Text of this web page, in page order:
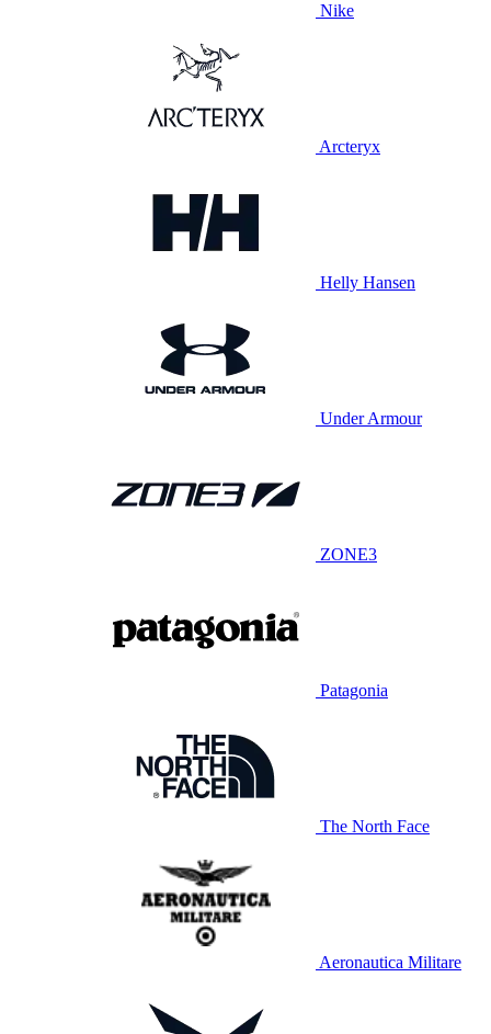
Nike
Arcteryx
Helly Hansen
Under Armour
ZONE3
Patagonia
The North Face
Aeronautica Militare